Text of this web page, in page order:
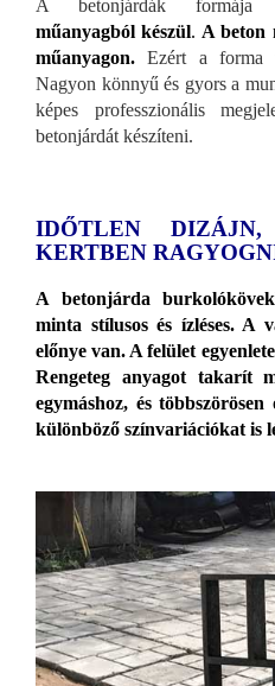
A betonjárdák formája
műanyagból készül. A beton
műanyagon.Ezért a forma
Nagyon könnyű és gyors a
képes professzionális
betonjárdát készíteni.
IDŐTLEN
KERTBEN
A betonjárda
minta stílusos és ízléses. A
előnye van. A felület
Rengeteg anyagot takarít
egymáshoz, és
különböző színvariációkat is